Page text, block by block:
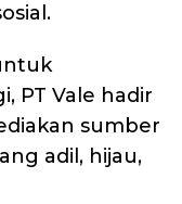
PT Vale hadir
sumber
adil, hijau,